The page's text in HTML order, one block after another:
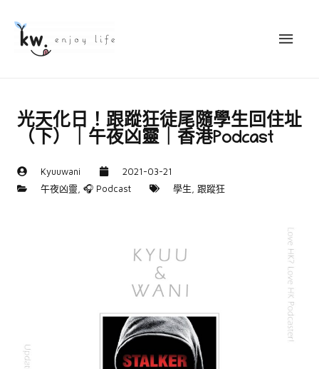
光天化日！跟蹤狂徒尾隨學生回住址
（下）｜午夜凶靈｜香港Podcast
Kyuuwani
2021-03-21
午夜凶靈 🎧 Podcast 學生 跟蹤狂